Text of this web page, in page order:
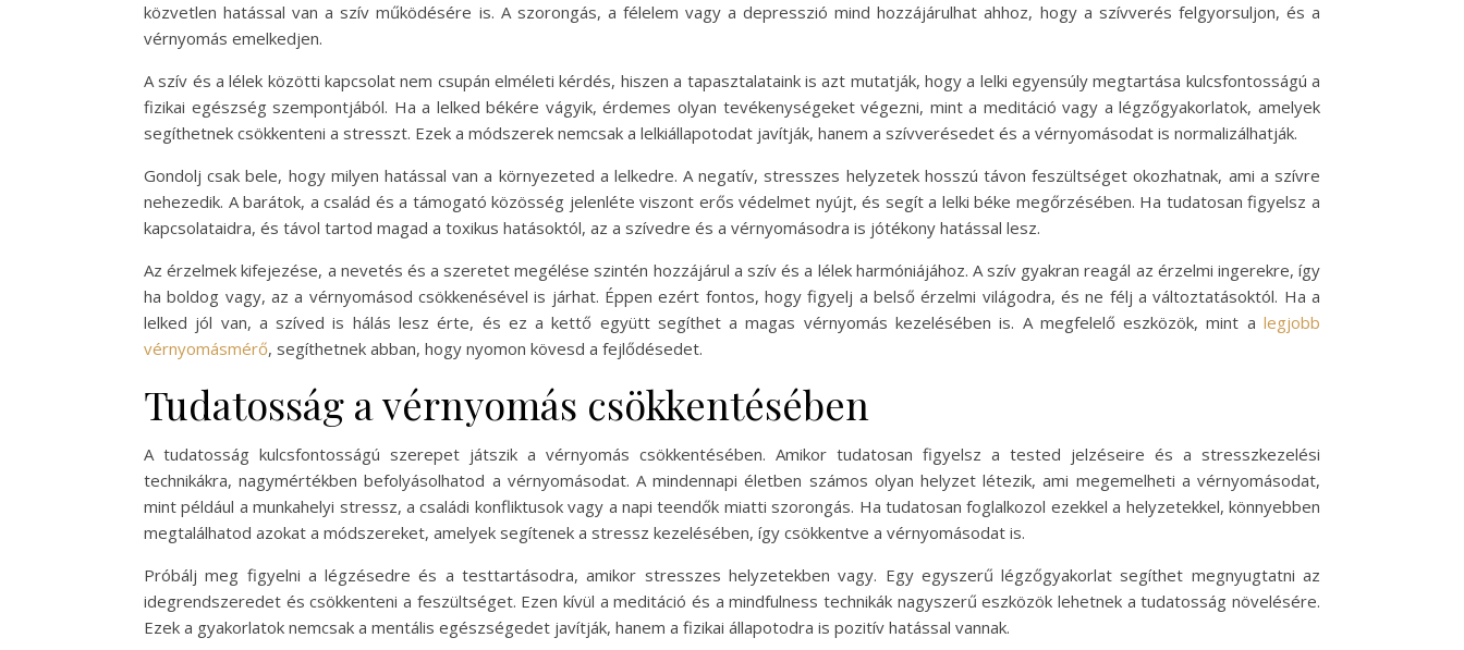
közvetlen hatással van a szív működésére is. A szorongás, a félelem vagy a depresszió mind hozzájárulhat ahhoz, hogy a szívverés felgyorsuljon, és a
vérnyomás emelkedjen.
A szív és a lélek közötti kapcsolat nem csupán elméleti kérdés, hiszen a tapasztalataink is azt mutatják, hogy a lelki egyensúly megtartása kulcsfontosságú a
fizikai egészség szempontjából. Ha a lelked békére vágyik, érdemes olyan tevékenységeket végezni, mint a meditáció vagy a légzőgyakorlatok, amelyek
segíthetnek csökkenteni a stresszt. Ezek a módszerek nemcsak a lelkiállapotodat javítják, hanem a szívverésedet és a vérnyomásodat is normalizálhatják.
Gondolj csak bele, hogy milyen hatással van a környezeted a lelkedre. A negatív, stresszes helyzetek hosszú távon feszültséget okozhatnak, ami a szívre
nehezedik. A barátok, a család és a támogató közösség jelenléte viszont erős védelmet nyújt, és segít a lelki béke megőrzésében. Ha tudatosan figyelsz a
kapcsolataidra, és távol tartod magad a toxikus hatásoktól, az a szívedre és a vérnyomásodra is jótékony hatással lesz.
Az érzelmek kifejezése, a nevetés és a szeretet megélése szintén hozzájárul a szív és a lélek harmóniájához. A szív gyakran reagál az érzelmi ingerekre, így
ha boldog vagy, az a vérnyomásod csökkenésével is járhat. Éppen ezért fontos, hogy figyelj a belső érzelmi világodra, és ne félj a változtatásoktól. Ha a
lelked jól van, a szíved is hálás lesz érte, és ez a kettő együtt segíthet a magas vérnyomás kezelésében is. A megfelelő eszközök, mint a legjobb
vérnyomásmérő, segíthetnek abban, hogy nyomon kövesd a fejlődésedet.
Tudatosság a vérnyomás csökkentésében
A tudatosság kulcsfontosságú szerepet játszik a vérnyomás csökkentésében. Amikor tudatosan figyelsz a tested jelzéseire és a stresszkezelési
technikákra, nagymértékben befolyásolhatod a vérnyomásodat. A mindennapi életben számos olyan helyzet létezik, ami megemelheti a vérnyomásodat,
mint például a munkahelyi stressz, a családi konfliktusok vagy a napi teendők miatti szorongás. Ha tudatosan foglalkozol ezekkel a helyzetekkel, könnyebben
megtalálhatod azokat a módszereket, amelyek segítenek a stressz kezelésében, így csökkentve a vérnyomásodat is.
Próbálj meg figyelni a légzésedre és a testtartásodra, amikor stresszes helyzetekben vagy. Egy egyszerű légzőgyakorlat segíthet megnyugtatni az
idegrendszeredet és csökkenteni a feszültséget. Ezen kívül a meditáció és a mindfulness technikák nagyszerű eszközök lehetnek a tudatosság növelésére.
Ezek a gyakorlatok nemcsak a mentális egészségedet javítják, hanem a fizikai állapotodra is pozitív hatással vannak.